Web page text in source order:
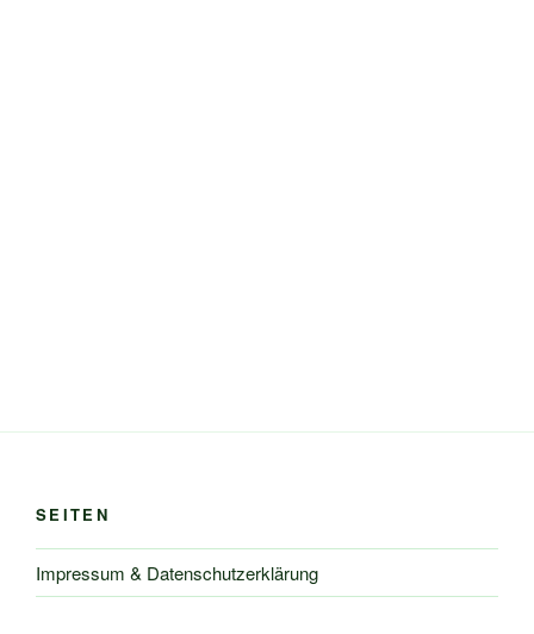
SEITEN
Impressum & Datenschutzerklärung